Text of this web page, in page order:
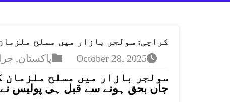
کراچی: سولجر بازار میں مسلح
October 28, 2025 پاکستان,
جاں بحق ہونے سے قبل ہی پولیس نے